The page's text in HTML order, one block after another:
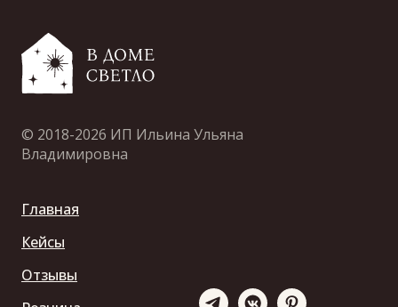
© 2018-2026 ИП Ильина Ульяна
Владимировна
Главная
Кейсы
Отзывы